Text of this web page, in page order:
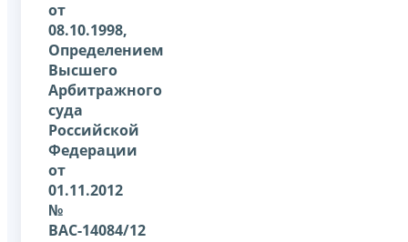
от
08.10.1998,
Определением
Высшего
Арбитражного
суда
Российской
Федерации
от
01.11.2012
№
ВАС-14084/12